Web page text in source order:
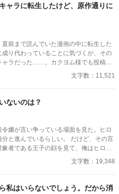
ャラに転生したけど、原作通りに
前まで読んでいた漫画の中に転生した
り代わっていることに気づくが、その
ャラだった……。カクヨム様でも投稿し
文字数：11,521
ないのは？
嬢が言い争っている場面を見た。ヒロ
と進んでいるらしい。 だけど、その言
者である王子の顔を見て、俺はヒロイ
することを決意した。 だって、ここは
文字数：19,348
私はいらないでしょう。だから消